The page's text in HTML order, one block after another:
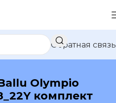
Обратная связь
Olympio
комплект